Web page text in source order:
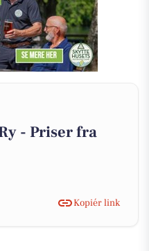
- Priser fra
Kopiér link